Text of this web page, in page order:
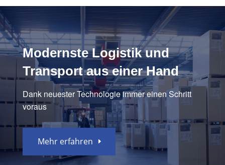
Modernste Logistikund
Transport aus einer Hand
Dank neuester Technologie immereinen Schritt
voraus
Mehr erfahren